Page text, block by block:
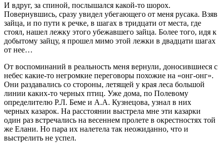
И вдруг, за спиной, послышался какой-то шорох.
Повернувшись, сразу увидел убегающего от меня русака. Взяв
зайца, и по пути к речке, в шагах в тридцати от места, где
стоял, нашел лежку этого убежавшего зайца. Более того, идя к
добытому зайцу, я прошел мимо этой лежки в двадцати шагах
от нее…
От воспоминаний в реальность меня вернули, доносившиеся с
небес какие-то негромкие переговоры похожие на «онг-онг».
Они раздавались со стороны, летящей у края леса большой
линии каких-то черных птиц. Уже дома, по Полевому
определителю Р.Л. Беме и А.А. Кузнецова, узнал в них
черных казарок. На расстоянии выстрела мне эти казарки
один раз встречались на весеннем пролете в окрестностях той
же Елани. Но пара их налетела так неожиданно, что и
выстрелить не успел.